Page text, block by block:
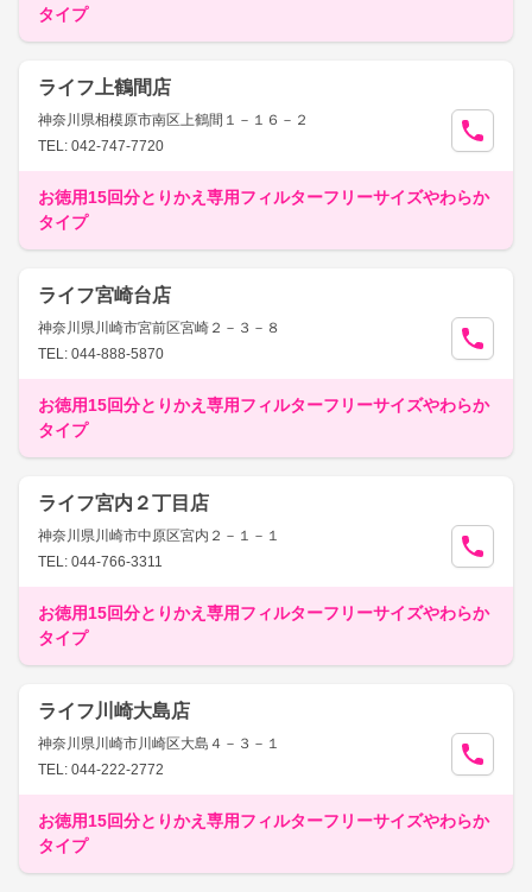
タイプ
ライフ上鶴間店
神奈川県相模原市南区上鶴間１－１６－２
TEL: 042-747-7720
お徳用15回分とりかえ専用フィルターフリーサイズやわらか
タイプ
ライフ宮崎台店
神奈川県川崎市宮前区宮崎２－３－８
TEL: 044-888-5870
お徳用15回分とりかえ専用フィルターフリーサイズやわらか
タイプ
ライフ宮内２丁目店
神奈川県川崎市中原区宮内２－１－１
TEL: 044-766-3311
お徳用15回分とりかえ専用フィルターフリーサイズやわらか
タイプ
ライフ川崎大島店
神奈川県川崎市川崎区大島４－３－１
TEL: 044-222-2772
お徳用15回分とりかえ専用フィルターフリーサイズやわらか
タイプ